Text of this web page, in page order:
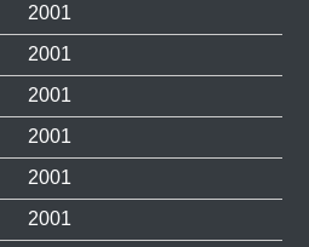
2001
2001
2001
2001
2001
2001